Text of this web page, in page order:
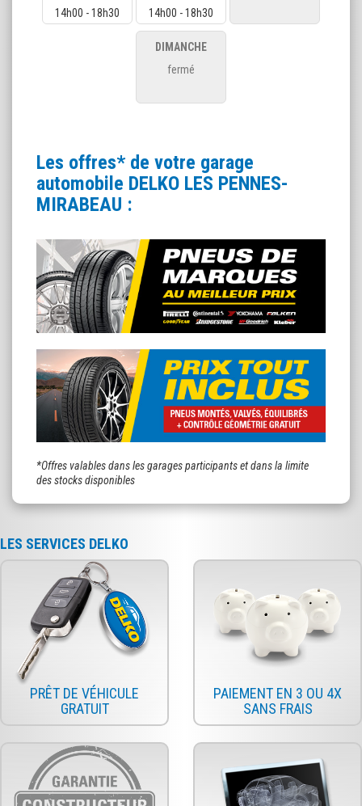
14h00 - 18h30
14h00 - 18h30
DIMANCHE
fermé
Les offres* de votre garage
automobile DELKO LES PENNES-
MIRABEAU :
*Offres valables dans les garages participants et dans la limite
des stocks disponibles
LES SERVICES DELKO
PRÊT DE VÉHICULE
GRATUIT
PAIEMENT EN 3 OU 4X
SANS FRAIS